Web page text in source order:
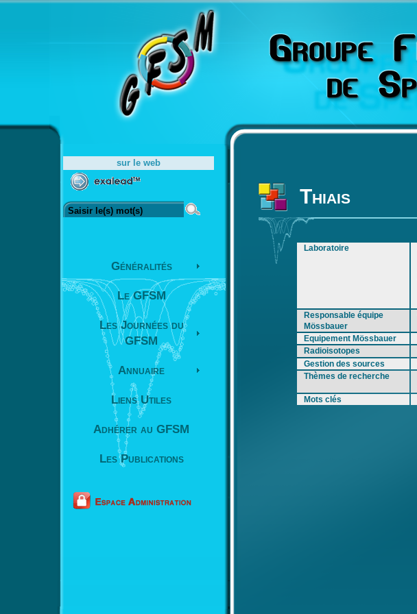
Thiais
Laboratoire
Responsable équipe
Mössbauer
Equipement Mössbauer
Radioisotopes
Gestion des sources
Thèmes de recherche
Mots clés
sur le web
Généralités
Le GFSM
Les Journées du
GFSM
Annuaire
Liens Utiles
Adhérer au GFSM
Les Publications